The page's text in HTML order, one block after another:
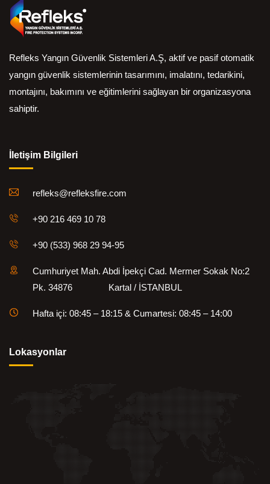
Refleks Yangın Güvenlik Sistemleri A.Ş, aktif ve pasif otomatik
yangın güvenlik sistemlerinin tasarımını, imalatını, tedarikini,
montajını, bakımını ve eğitimlerini sağlayan bir organizasyona
sahiptir.
İletişim Bilgileri
refleks@refleksfire.com
+90 216 469 10 78
+90 (533) 968 29 94-95
Cumhuriyet Mah. Abdi İpekçi Cad. Mermer Sokak No:2
Pk. 34876 Kartal / İSTANBUL
Hafta içi: 08:45 – 18:15 & Cumartesi: 08:45 – 14:00
Lokasyonlar